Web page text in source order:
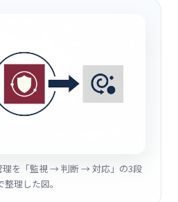
理を「監視 → 判断 → 対応」の3段
整理した図。